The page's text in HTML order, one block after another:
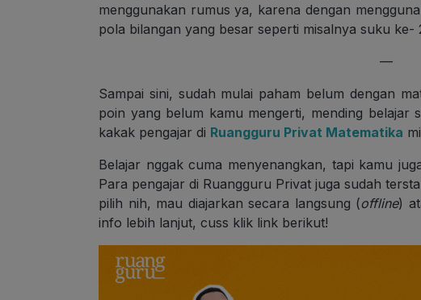
menggunakan rumus ya, karena dengan
pola bilangan yang besar seperti misalnya suku ke-
—
Sampai sini, sudah mulai paham belum dengan
poin yang belum kamu mengerti, mending belajar
kakak pengajar di Ruangguru Privat Matematika
Belajar nggak cuma menyenangkan, tapi kamu
Para pengajar di Ruangguru Privat juga sudah
pilih nih, mau diajarkan secara langsung (offline)
info lebih lanjut, cuss klik link berikut!